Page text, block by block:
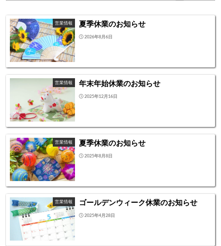
営業情報 夏季休業のお知らせ
2026年8月6日
営業情報 年末年始休業のお知らせ
2025年12月16日
営業情報 夏季休業のお知らせ
2025年8月8日
営業情報 ゴールデンウィーク休業のお知らせ
2025年4月28日